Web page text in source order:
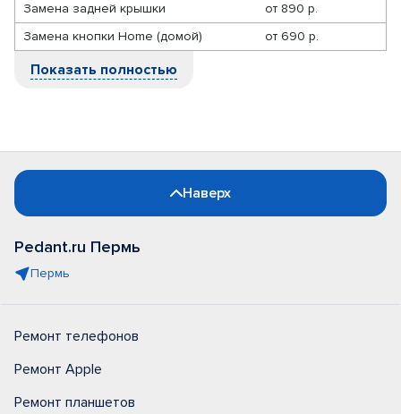
Замена задней крышки
от 890 р.
Замена кнопки Home (домой)
от 690 р.
Показать полностью
Наверх
Pedant.ru Пермь
Пермь
Ремонт телефонов
Ремонт Apple
Ремонт планшетов